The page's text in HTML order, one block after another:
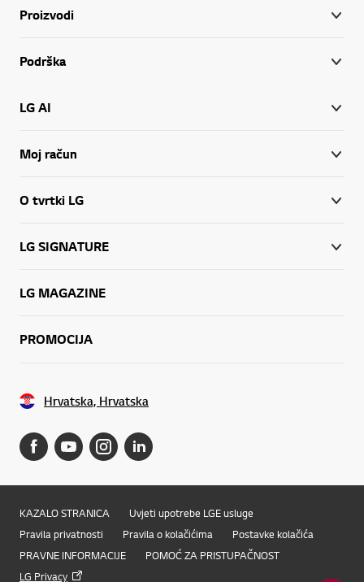
Proizvodi
Podrška
LG AI
Moj račun
O tvrtki LG
LG SIGNATURE
LG MAGAZINE
PROMOCIJA
Hrvatska, Hrvatska
KAZALO STRANICA
Uvjeti upotrebe LGE usluge
Pravila privatnosti
Pravila o kolačićima
Postavke kolačića
PRAVNE INFORMACIJE
POMOĆ ZA PRISTUPAČNOST
LG Privacy